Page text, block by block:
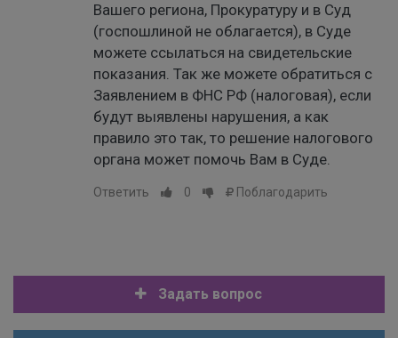
Вашего региона, Прокуратуру и в Суд
(госпошлиной не облагается), в Суде
можете ссылаться на свидетельские
показания. Так же можете обратиться с
Заявлением в ФНС РФ (налоговая), если
будут выявлены нарушения, а как
правило это так, то решение налогового
органа может помочь Вам в Суде.
Ответить 0 Поблагодарить
Задать вопрос